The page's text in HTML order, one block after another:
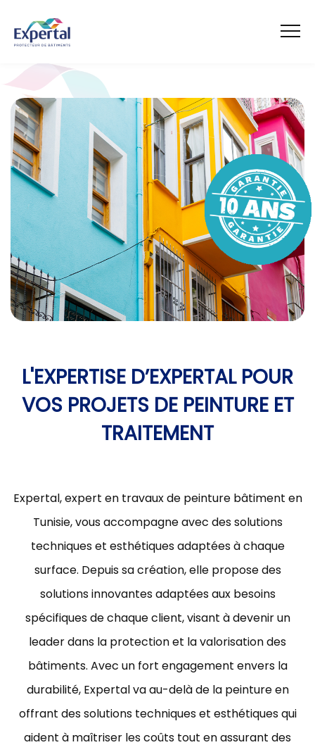
L'EXPERTISE D’EXPERTAL POUR
VOS PROJETS DE PEINTURE ET
TRAITEMENT
Expertal, expert en travaux de peinture bâtiment en
Tunisie, vous accompagne avec des solutions
techniques et esthétiques adaptées à chaque
surface. Depuis sa création, elle propose des
solutions innovantes adaptées aux besoins
spécifiques de chaque client, visant à devenir un
leader dans la protection et la valorisation des
bâtiments. Avec un fort engagement envers la
durabilité, Expertal va au-delà de la peinture en
offrant des solutions techniques et esthétiques qui
aident à maîtriser les coûts tout en assurant des